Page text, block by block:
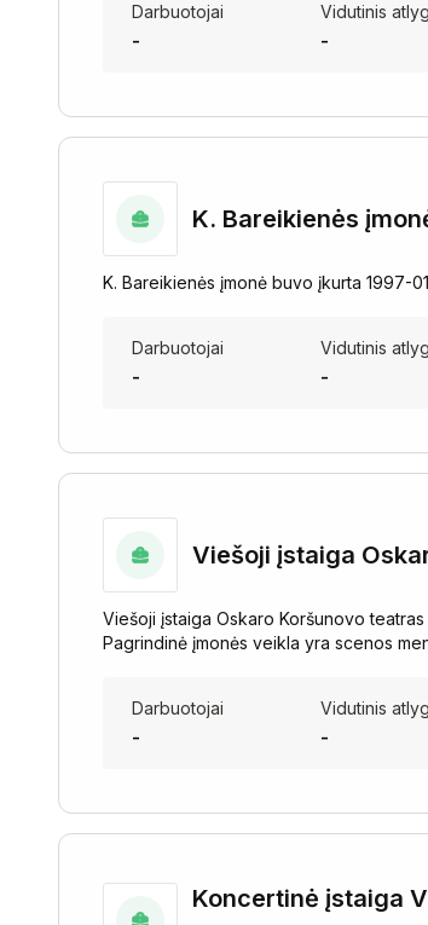
Darbuotojai
-
Vidutinis
-
K. Bareikienės
K. Bareikienės įmonė buvo įkurta 1997-
Darbuotojai
-
Vidutinis
-
Viešoji įstaiga
Viešoji įstaiga Oskaro Koršunovo
Pagrindinė įmonės veikla yra scenos
Darbuotojai
-
Vidutinis
-
Koncertinė įstaiga